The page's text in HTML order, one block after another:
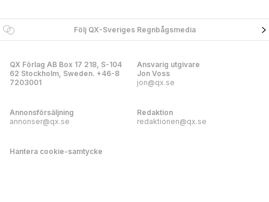
Följ QX-Sveriges Regnbågsmedia
QX Förlag AB Box 17 218, S-104
62 Stockholm, Sweden. +46-8
7203001
Ansvarig utgivare
Jon Voss
jon@qx.se
Annonsförsäljning
annonser@qx.se
Redaktion
redaktionen@qx.se
Hantera cookie-samtycke